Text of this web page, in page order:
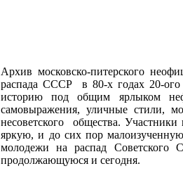
Архив московско-питерского
распада СССР в 80-х годах 20-ого
историю под общим ярлыком
самовыражения, уличные стили,
несоветского общества.
яркую, и до сих пор
молодежи на распад Советского
продолжающуюся и сегодня.